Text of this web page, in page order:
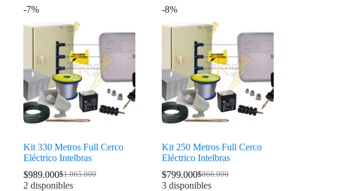
-7%
Kit 330 Metros Full Cerco
Eléctrico Intelbras
$1.065.000
$989.000
2 disponibles
-8%
Kit 250 Metros Full Cerco
Eléctrico Intelbras
$866.000
$799.000
3 disponibles